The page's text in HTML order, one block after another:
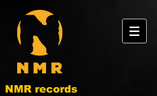
NMR records